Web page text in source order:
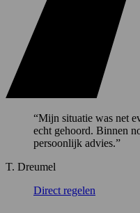
“Mijn situatie was net
echt gehoord. Binnen
persoonlijk advies.”
T. Dreumel
Direct regelen